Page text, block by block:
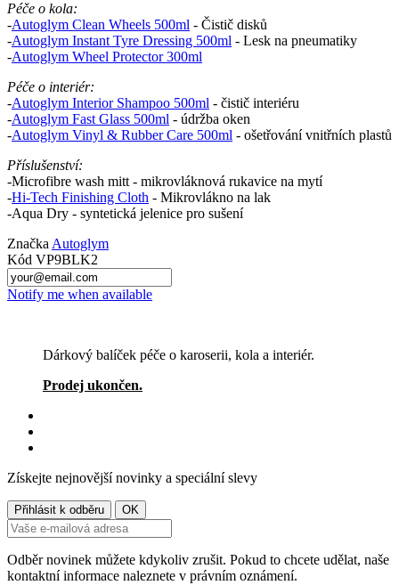
Péče o kola:
-Autoglym Clean Wheels 500ml - Čistič disků
-Autoglym Instant Tyre Dressing 500ml - Lesk na pneumatiky
-Autoglym Wheel Protector 300ml
Péče o interiér:
-Autoglym Interior Shampoo 500ml - čistič interiéru
-Autoglym Fast Glass 500ml - údržba oken
-Autoglym Vinyl & Rubber Care 500ml - ošetřování vnitřních plastů
Příslušenství:
-Microfibre wash mitt - mikrovláknová rukavice na mytí
-Hi-Tech Finishing Cloth - Mikrovlákno na lak
-Aqua Dry - syntetická jelenice pro sušení
ZnačkaAutoglym
Kód VP9BLK2
Notify me when available
Dárkový balíček péče o karoserii, kola a interiér.
Prodej ukončen.
Získejte nejnovější novinky a speciální slevy
Odběr novinek můžete kdykoliv zrušit. Pokud to chcete udělat, naše
kontaktní informace naleznete v právním oznámení.